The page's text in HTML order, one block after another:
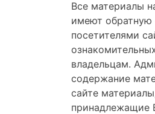
Все материалы
имеют обратную
посетителями
владельцам.
содержание
сайте
принадлежащие